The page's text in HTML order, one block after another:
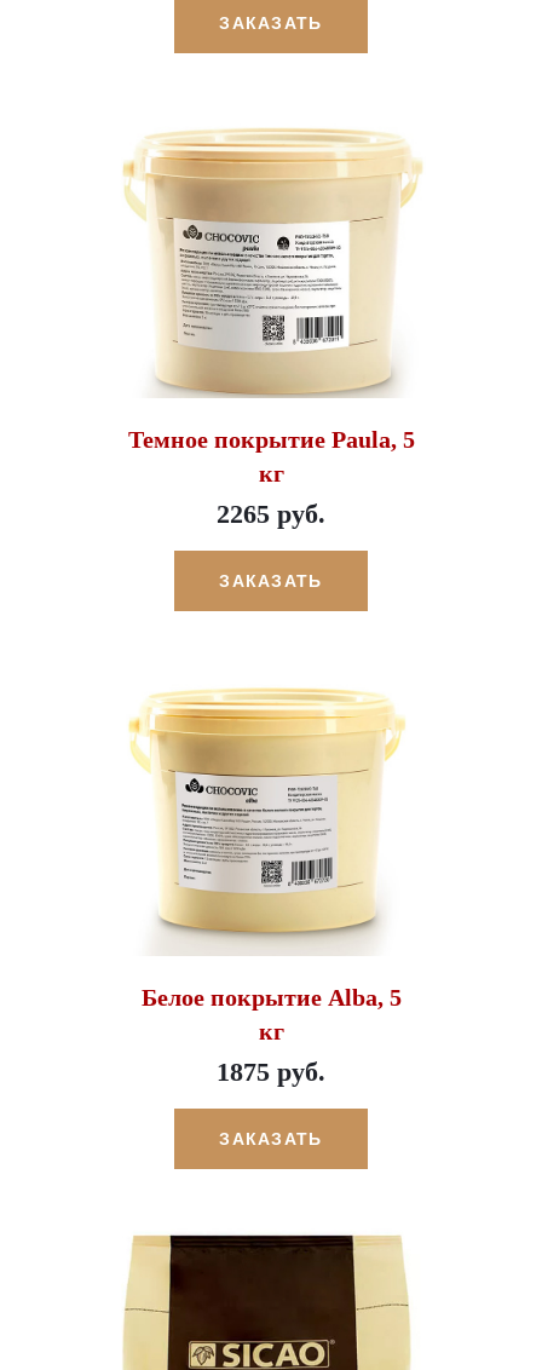
ЗАКАЗАТЬ
Темное покрытие Paula, 5
кг
2265 руб.
ЗАКАЗАТЬ
Белое покрытие Alba, 5
кг
1875 руб.
ЗАКАЗАТЬ